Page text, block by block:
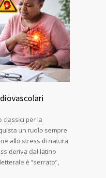
classici per la
un ruolo sempre
allo stress di natura
deriva dal latino
è “serrato”,